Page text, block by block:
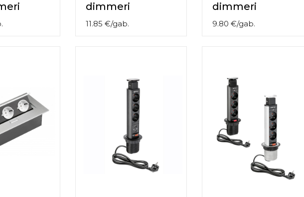
dimmeri
11.85 €/gab.
dimmeri
9.80 €/gab.